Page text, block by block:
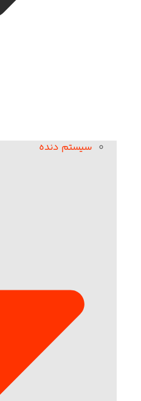
سیستم دنده